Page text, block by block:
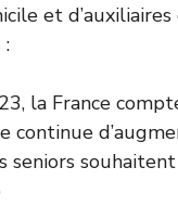
et
:
la France
continue
seniors